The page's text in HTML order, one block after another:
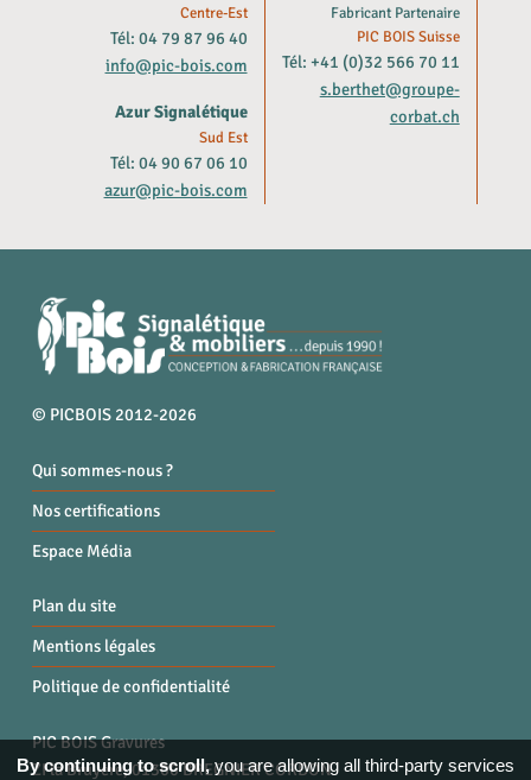
Centre-Est
Tél: 04 79 87 96 40
info@pic-bois.com
Azur Signalétique
Sud Est
Tél: 04 90 67 06 10
azur@pic-bois.com
Fabricant Partenaire
PIC BOIS Suisse
Tél: +41 (0)32 566 70 11
s.berthet@groupe-
corbat.ch
© PICBOIS 2012-2026
Qui sommes-nous ?
Nos certifications
Espace Média
Plan du site
Mentions légales
Politique de confidentialité
PIC BOIS Gravures
ZI la Bruyère, 01300 BREGNIER CORDON
By continuing to scroll,you are allowing all third-party services